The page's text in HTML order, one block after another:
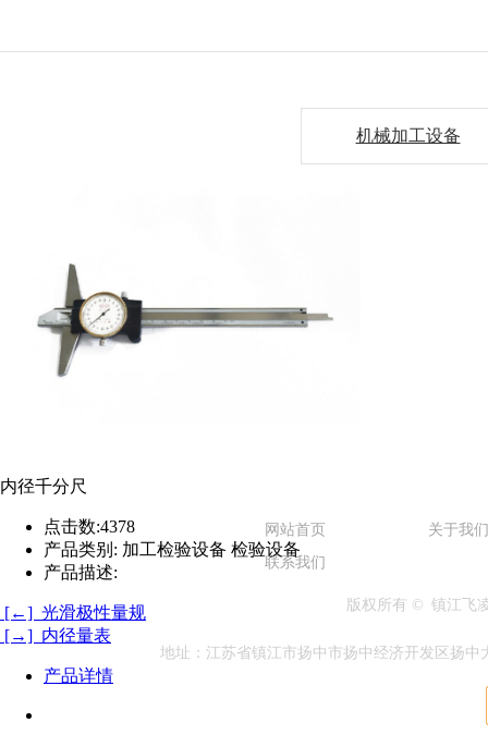
机械加工设备
内径千分尺
点击数:4378
产品类别: 加工检验设备 检验设备
产品描述:
[←] 光滑极性量规
[→] 内径量表
产品详情
网站首页
关于我们
联系我们
版权所有 © 镇江飞
地址：江苏省镇江市扬中市扬中经济开发区扬